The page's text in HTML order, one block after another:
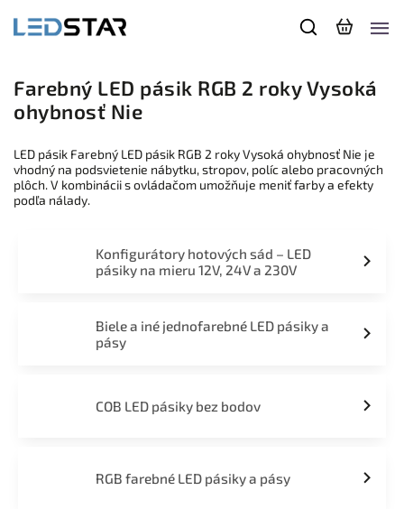
Farebný LED pásik RGB 2 roky Vysoká
ohybnosť Nie
LED pásik Farebný LED pásik RGB 2 roky Vysoká ohybnosť Nie je
vhodný na podsvietenie nábytku, stropov, políc alebo pracovných
plôch. V kombinácii s ovládačom umožňuje meniť farby a efekty
podľa nálady.
Konfigurátory hotových sád – LED
pásiky na mieru 12V, 24V a 230V
Biele a iné jednofarebné LED pásiky a
pásy
COB LED pásiky bez bodov
RGB farebné LED pásiky a pásy